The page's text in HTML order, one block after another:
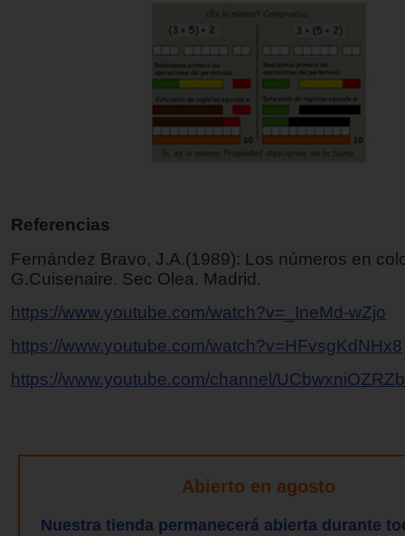
Referencias
Fernández Bravo, J.A.(1989): Los números en
G.Cuisenaire. Sec Olea. Madrid.
https://www.youtube.com/watch?v=_IneMd-wZjo
https://www.youtube.com/watch?v=HFvsgKdNHx8
https://www.youtube.com/channel/
Abierto en agosto
Nuestra tienda permanecerá abierta durante